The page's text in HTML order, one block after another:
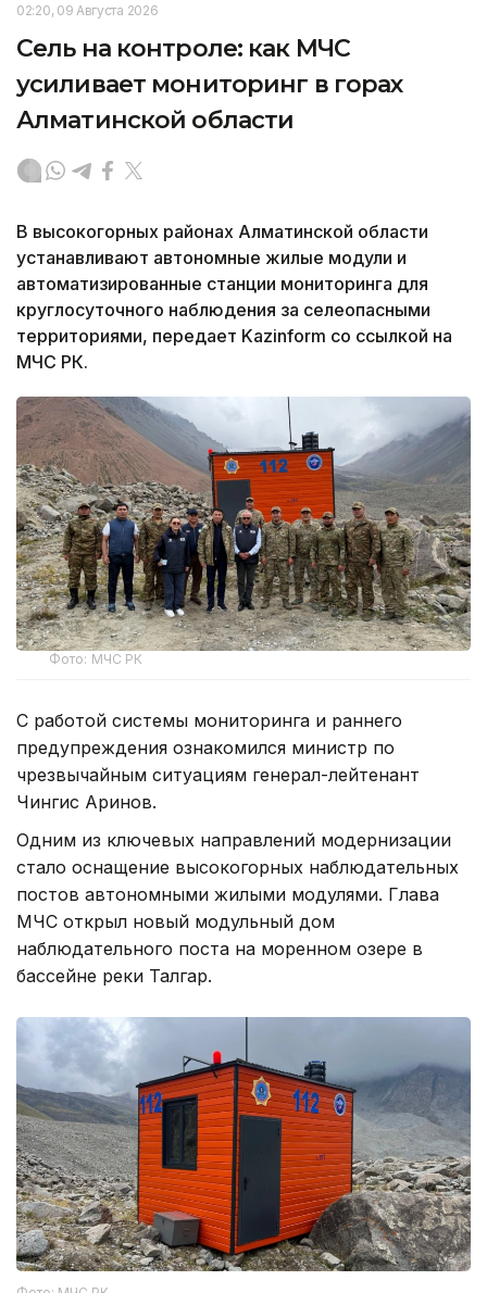
02:20, 09 Августа 2026
Сель на контроле: как МЧС
усиливает мониторинг в горах
Алматинской области
В высокогорных районах Алматинской области
устанавливают автономные жилые модули и
автоматизированные станции мониторинга для
круглосуточного наблюдения за селеопасными
территориями, передает Kazinform со ссылкой на
МЧС РК.
Фото: МЧС РК
С работой системы мониторинга и раннего
предупреждения ознакомился министр по
чрезвычайным ситуациям генерал-лейтенант
Чингис Аринов.
Одним из ключевых направлений модернизации
стало оснащение высокогорных наблюдательных
постов автономными жилыми модулями. Глава
МЧС открыл новый модульный дом
наблюдательного поста на моренном озере в
бассейне реки Талгар.